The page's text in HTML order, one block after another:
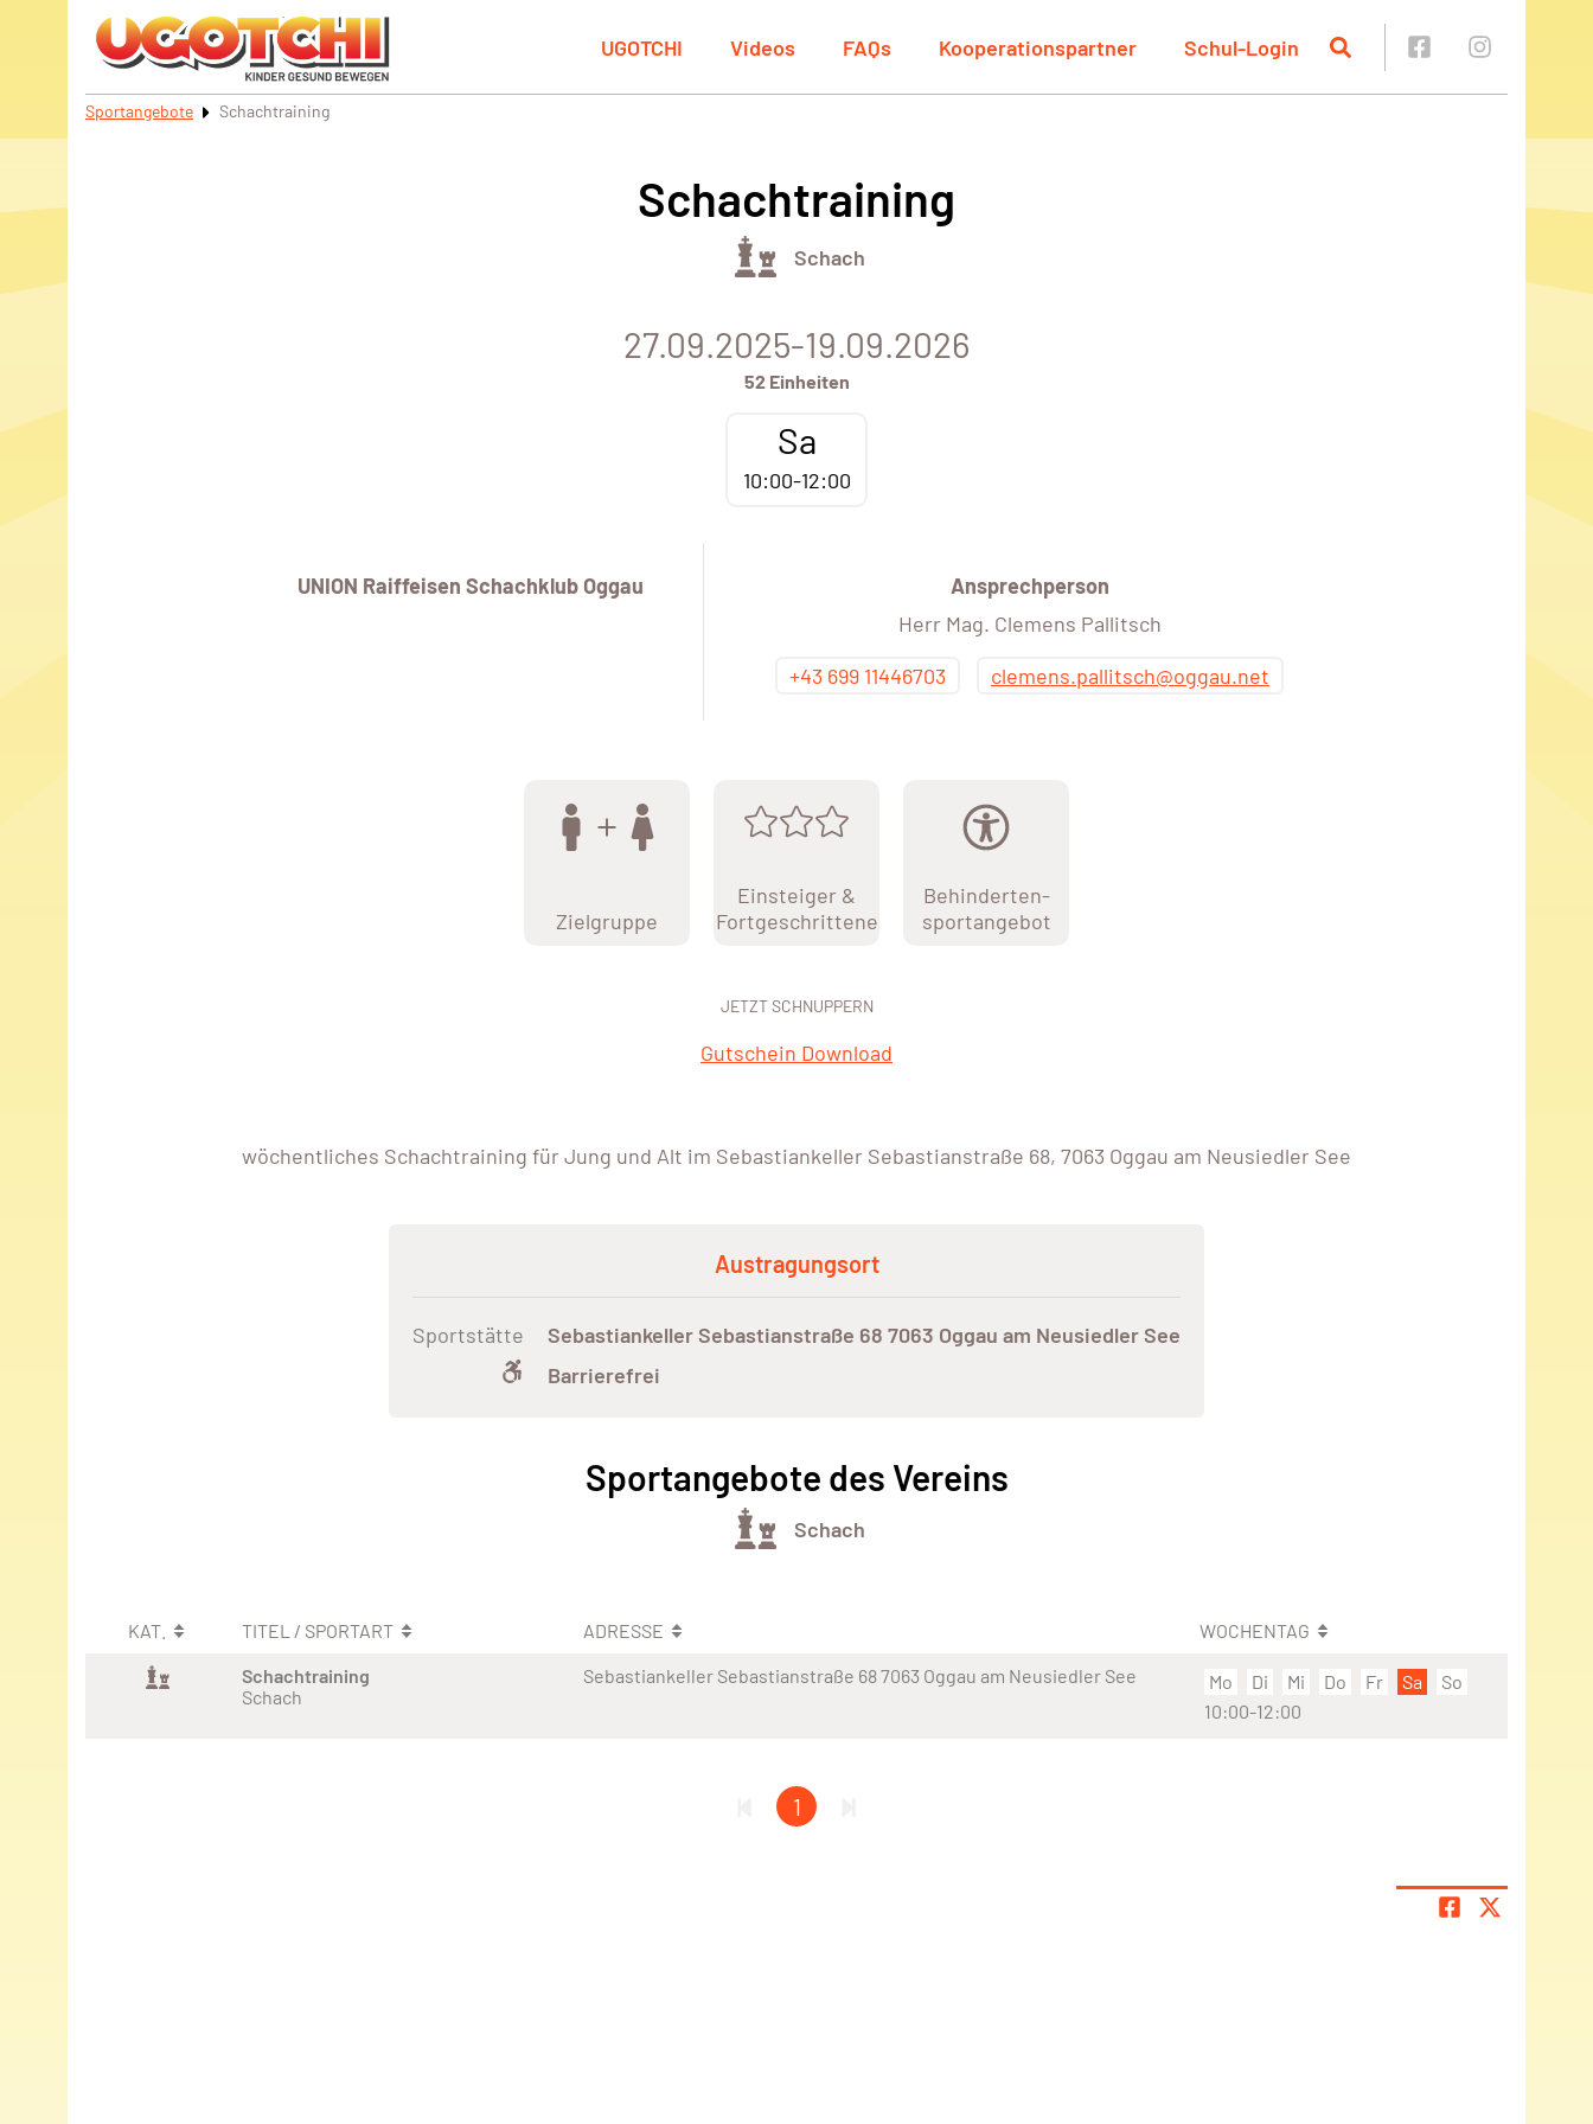
UGOTCHI Videos FAQs Kooperationspartner Schul-Login
Sportangebote Schachtraining
Schachtraining
Schach
27.09.2025-19.09.2026
52 Einheiten
Sa
10:00-12:00
UNION Raiffeisen Schachklub Oggau
Ansprechperson
Herr Mag. Clemens Pallitsch
+43 699 11446703
clemens.pallitsch@oggau.net
Zielgruppe
Einsteiger &
Fortgeschrittene
Behinderten-
sportangebot
JETZT SCHNUPPERN
Gutschein Download
wöchentliches Schachtraining für Jung und Alt im Sebastiankeller Sebastianstraße 68, 7063 Oggau am Neusiedler See
Austragungsort
Sportstätte
Sebastiankeller Sebastianstraße 68 7063 Oggau am Neusiedler See
Barrierefrei
Sportangebote des Vereins
Schach
KAT. TITEL / SPORTART ADRESSE
WOCHENTAG
Schachtraining
Schach
Sebastiankeller Sebastianstraße 68 7063 Oggau am Neusiedler See Mo Di Mi Do Fr Sa
So
10:00-12:00
1